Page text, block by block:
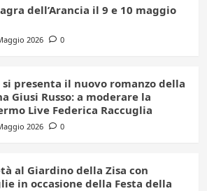
dell’Arancia il 9 e 10 maggio
2026 0
presenta il nuovo romanzo della
Giusi Russo: a moderare la
Live Federica Raccuglia
2026 0
al Giardino della Zisa con
in occasione della Festa della